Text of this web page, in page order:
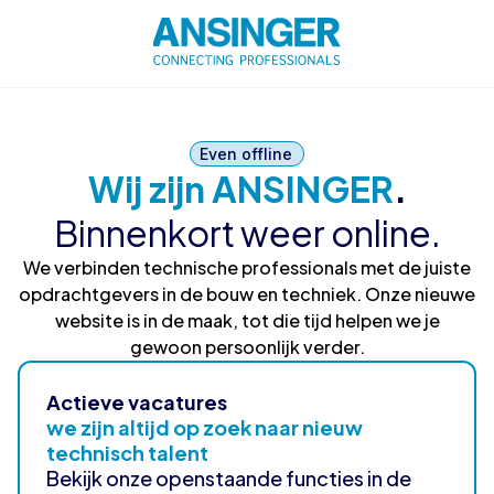
Even offline
Wij zijn ANSINGER.
Binnenkort weer online.
We verbinden technische professionals met de juiste
opdrachtgevers in de bouw en techniek. Onze nieuwe
website is in de maak, tot die tijd helpen we je
gewoon persoonlijk verder.
Actieve vacatures
we zijn altijd op zoek naar nieuw
technisch talent
Bekijk onze openstaande functies in de